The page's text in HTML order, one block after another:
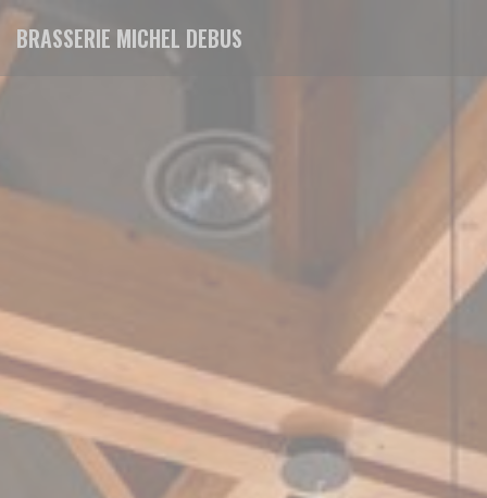
Panel pro správu cookies
BRASSERIE MICHEL DEBUS